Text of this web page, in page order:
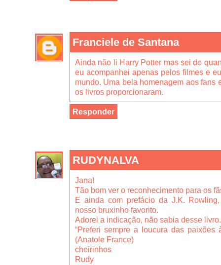
Franciele de Santana
Ainda não li Harry Potter mas sei do
eu acompanhei apenas pelos filmes e
mundo. Uma bela homenagem aos fans
os livros proporcionaram.
Responder
RUDYNALVA
Jana!
Tão bom ver o reconhecimento para os
E ainda com prefácio da J.K.
nosso bruxinho favorito.
Adorei a indicação, não sabia desse livro.
“Preferi sempre a loucura das paixões
(Anatole France)
cheirinhos
Rudy